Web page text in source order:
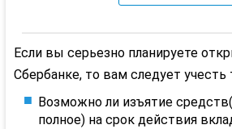
Если вы серьезно планируете
Сбербанке, то вам следует учеcть
Возможно ли изъятие
полное) на срок действия